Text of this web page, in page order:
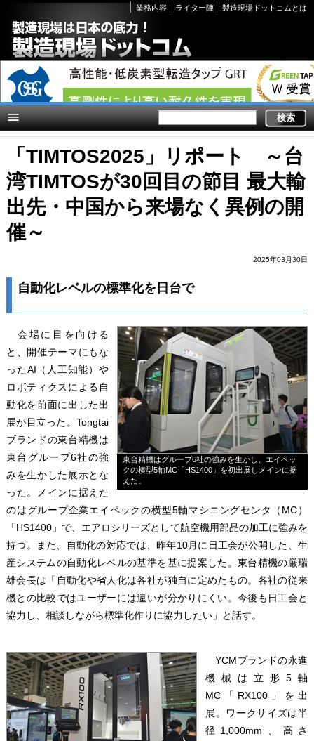
Secondary
links
業務内容 ライター陣 製造現場ドットコムとは
「TIMTOS2025」リポート ～台
湾TIMTOSが30回目の節目 最大輸
出先・中国から来場なく異例の開
催～
2025年03月30日
自動化レベルの標準化を日台で
東台精機はグループ6社の強みを生かし、エイペッ
クの横型5軸MC「HS1400」を初出展しメインに据
えた。
会場に目を向ける
と、開催テーマにもな
ったAI（人工知能）や
ロボティクスによる自
動化を前面に出した出
展が目立った。Tongtai
ブランドの東台精機は
東台グループ6社の強
みを生かした展示とな
った。メインに据えた
のはグループ企業エイペックの横型5軸マシニングセンタ（MC）
「HS1400」で、エアロシリーズとして航空機用部品の加工に強みを
持つ。また、自動化の対応では、昨年10月に日工会が公開した、生
産システムの自動化レベルの基準を基に提案した。東台精機の厳瑞
雄会長は「自動化や省人化は各社が独自に定めたもの。各社の従来
機との比較ではユーザーには違いが分かりにくい。今後も日工会と
協力し、相談しながら標準化作りに協力したい」と話す。
YCMブランドの永進
機械は立形5軸
MC「RX100」を出
展。ワークサイズは半
径1,000mm、高さ